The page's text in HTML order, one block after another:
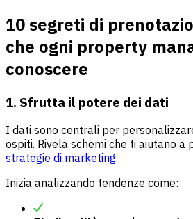
10 segreti di
che ogni property
conoscere
1. Sfrutta il potere dei dati
I dati sono centrali per
ospiti. Rivela schemi che ti aiutano a
strategie di marketing.
Inizia analizzando tendenze come: